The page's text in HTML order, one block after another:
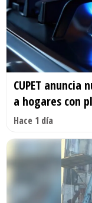
CUPET
a hogares con
Hace 1 día